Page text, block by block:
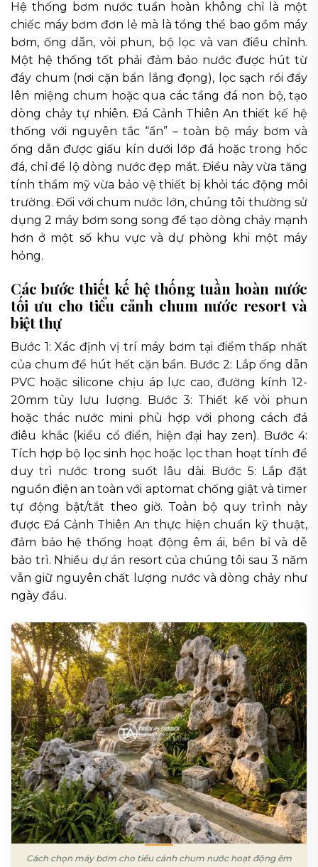
Hệ thống bơm nước tuần hoàn không chỉ là một
chiếc máy bơm đơn lẻ mà là tổng thể bao gồm máy
bơm, ống dẫn, vòi phun, bộ lọc và van điều chỉnh.
Một hệ thống tốt phải đảm bảo nước được hút từ
đáy chum (nơi cặn bẩn lắng đọng), lọc sạch rồi đẩy
lên miệng chum hoặc qua các tầng đá non bộ, tạo
dòng chảy tự nhiên. Đá Cảnh Thiên An thiết kế hệ
thống với nguyên tắc “ẩn” – toàn bộ máy bơm và
ống dẫn được giấu kín dưới lớp đá hoặc trong hốc
đá, chỉ để lộ dòng nước đẹp mắt. Điều này vừa tăng
tính thẩm mỹ vừa bảo vệ thiết bị khỏi tác động môi
trường. Đối với chum nước lớn, chúng tôi thường sử
dụng 2 máy bơm song song để tạo dòng chảy mạnh
hơn ở một số khu vực và dự phòng khi một máy
hỏng.
Các bước thiết kế hệ thống tuần hoàn nước
tối ưu cho tiểu cảnh chum nước resort và
biệt thự
Bước 1: Xác định vị trí máy bơm tại điểm thấp nhất
của chum để hút hết cặn bẩn. Bước 2: Lắp ống dẫn
PVC hoặc silicone chịu áp lực cao, đường kính 12-
20mm tùy lưu lượng. Bước 3: Thiết kế vòi phun
hoặc thác nước mini phù hợp với phong cách đá
điêu khắc (kiểu cổ điển, hiện đại hay zen). Bước 4:
Tích hợp bộ lọc sinh học hoặc lọc than hoạt tính để
duy trì nước trong suốt lâu dài. Bước 5: Lắp đặt
nguồn điện an toàn với aptomat chống giật và timer
tự động bật/tắt theo giờ. Toàn bộ quy trình này
được Đá Cảnh Thiên An thực hiện chuẩn kỹ thuật,
đảm bảo hệ thống hoạt động êm ái, bền bỉ và dễ
bảo trì. Nhiều dự án resort của chúng tôi sau 3 năm
vẫn giữ nguyên chất lượng nước và dòng chảy như
ngày đầu.
Cách chọn máy bơm cho tiểu cảnh chum nước hoạt động êm